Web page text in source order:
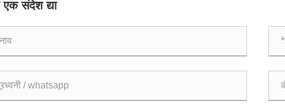
एक संदेश द्या